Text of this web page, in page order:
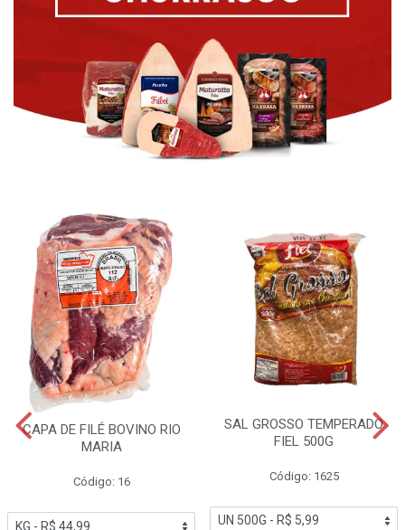
CAPA DE FILÉ BOVINO RIO
MARIA
Código: 16
SAL GROSSO TEMPERADO
FIEL 500G
Código: 1625